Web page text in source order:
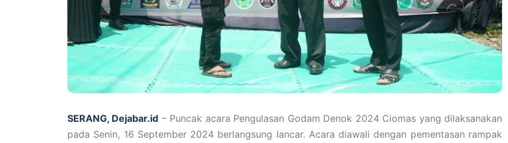
SERANG, Dejabar.id – Puncak acara Pengulasan Godam Denok 2024 Ciomas yang dilaksanakan
pada Senin, 16 September 2024 berlangsung lancar. Acara diawali dengan pementasan rampak